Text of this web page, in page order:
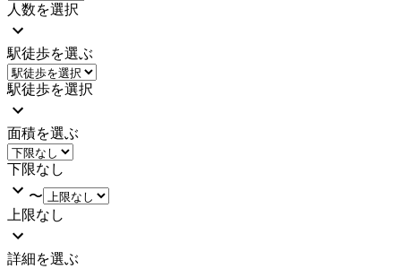
人数を選択
駅徒歩を選ぶ
駅徒歩を選択
面積を選ぶ
下限なし
〜
上限なし
詳細を選ぶ